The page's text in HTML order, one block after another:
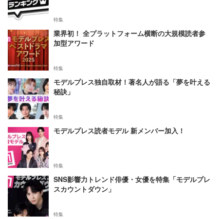
特集
業界初！ 全プラットフォーム横断の大規模読者参
加型アワード
特集
モデルプレス独自取材！著名人が語る「夢を叶える
秘訣」
特集
モデルプレス読者モデル 新メンバー加入！
特集
SNS影響力トレンド俳優・女優を特集「モデルプレ
スカウントダウン」
特集